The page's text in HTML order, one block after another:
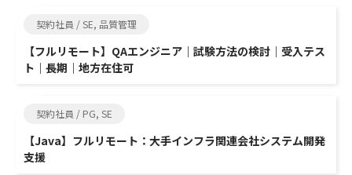
契約社員 / SE, 品質管理
【フルリモート】QAエンジニア｜試験方法の検討｜受入テス
ト｜長期｜地方在住可
契約社員 / PG, SE
【Java】フルリモート：大手インフラ関連会社システム開発
支援